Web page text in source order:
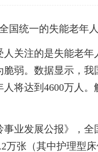
国统一的失能老年
注的是失能老年
弱。数据显示，
将达到4600万人
业发展公报》，全
万张（其中护理型